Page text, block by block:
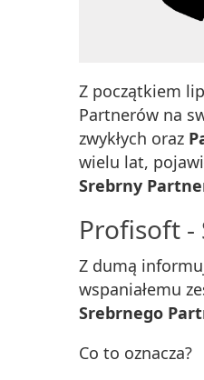
Z początkiem
Partnerów na
zwykłych oraz
wielu lat,
Srebrny
Profisoft -
Z dumą
wspaniałemu
Srebrnego
Co to oznacza?